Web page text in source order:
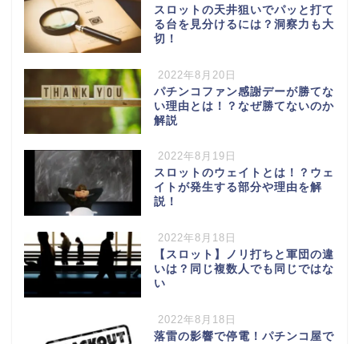
スロットの天井狙いでパッと打て
る台を見分けるには？洞察力も大
切！
2022年8月20日
パチンコファン感謝デーが勝てな
い理由とは！？なぜ勝てないのか
解説
2022年8月19日
スロットのウェイトとは！？ウェ
イトが発生する部分や理由を解
説！
2022年8月18日
【スロット】ノリ打ちと軍団の違
いは？同じ複数人でも同じではな
い
2022年8月18日
落雷の影響で停電！パチンコ屋で